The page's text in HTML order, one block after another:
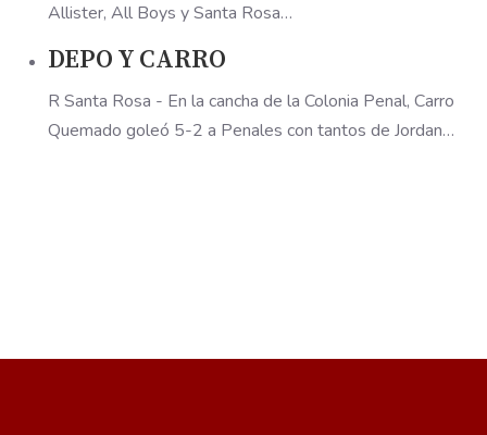
Allister, All Boys y Santa Rosa…
DEPO Y CARRO
R Santa Rosa - En la cancha de la Colonia Penal, Carro
Quemado goleó 5-2 a Penales con tantos de Jordan…